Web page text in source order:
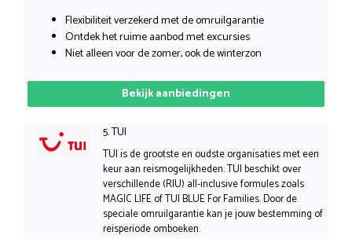
Flexibiliteit verzekerd met de omruilgarantie
Ontdek het ruime aanbod met excursies
Niet alleen voor de zomer, ook de winterzon
Bekijk aanbiedingen
5. TUI
TUI is de grootste en oudste organisaties met een
keur aan reismogelijkheden. TUI beschikt over
verschillende (RIU) all-inclusive formules zoals
MAGIC LIFE of TUI BLUE For Families. Door de
speciale omruilgarantie kan je jouw bestemming of
reisperiode omboeken.